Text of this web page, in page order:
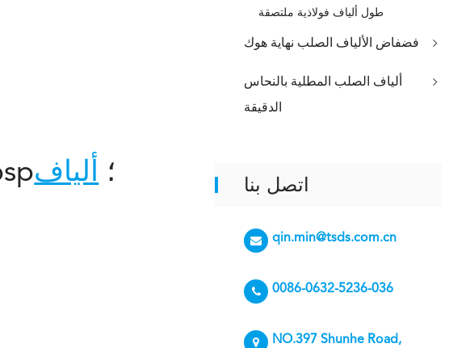
مقارنة بالخرسانة التقليدية والخرسانة مع & nbsp؛ ألياف
طول ألياف فولاذية ملتصقة
فضفاض الألياف الصلب نهاية هوك
ألياف الصلب المطلية بالنحاس
الدقيقة
اتصل بنا
qin.min@tsds.com.cn
0086-0632-5236-036
NO.397 Shunhe Road,